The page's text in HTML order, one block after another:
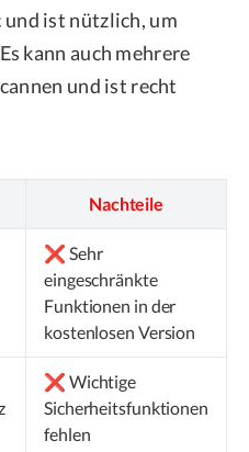
ist nützlich, um
kann auch mehrere
und ist recht
Nachteile
❌ Sehr
eingeschränkte
Funktionen in der
kostenlosen Version
❌ Wichtige
Sicherheitsfunktionen
fehlen